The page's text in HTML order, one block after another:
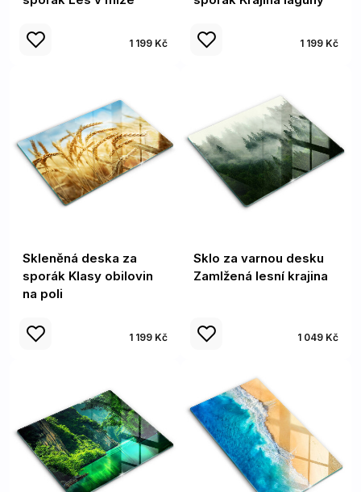
1 199 Kč 1 199 Kč
Skleněná deska za
sporák Klasy obilovin
na poli
1 199 Kč
Sklo za varnou desku
Zamlžená lesní krajina
1 049 Kč